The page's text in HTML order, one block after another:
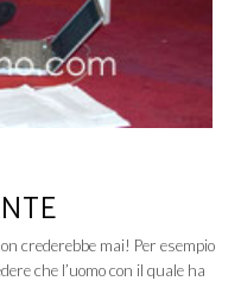
crederebbe mai! Per esempio
che l’uomo con il quale ha